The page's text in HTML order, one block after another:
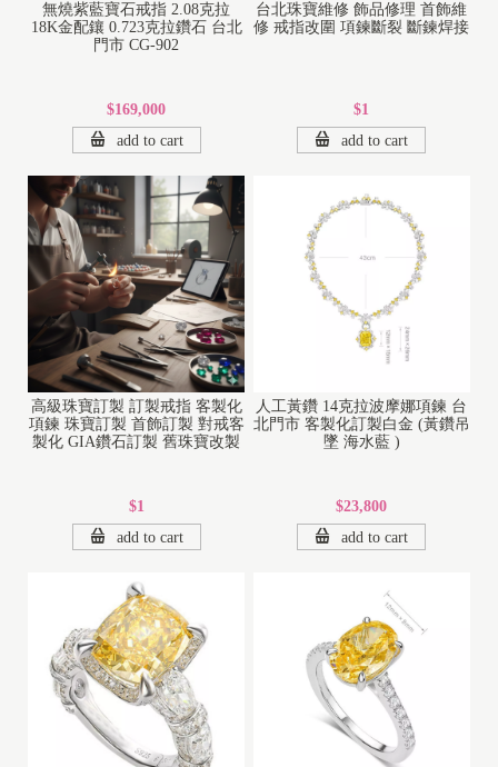
無燒紫藍寶石戒指 2.08克拉
18K金配鑲 0.723克拉鑽石 台北
門市 CG-902
$169,000
add to cart
台北珠寶維修 飾品修理 首飾維
修 戒指改圍 項鍊斷裂 斷鍊焊接
$1
add to cart
高級珠寶訂製 訂製戒指 客製化
項鍊 珠寶訂製 首飾訂製 對戒客
製化 GIA鑽石訂製 舊珠寶改製
$1
add to cart
人工黃鑽 14克拉波摩娜項鍊 台
北門市 客製化訂製白金 (黃鑽吊
墜 海水藍 )
$23,800
add to cart